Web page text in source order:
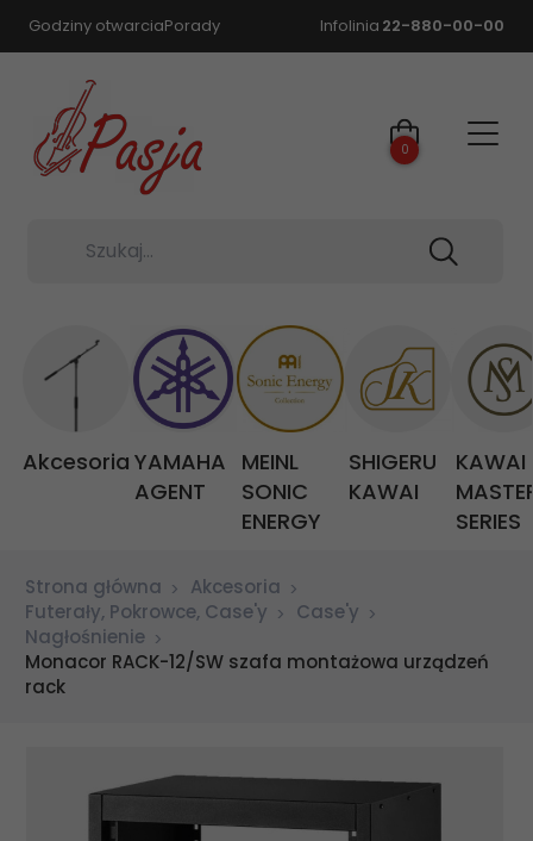
Godziny otwarciaPorady Infolinia 22-880-00-00
Szukaj...
0
Akcesoria YAMAHA
AGENT
MEINL
SONIC
ENERGY
SHIGERU
KAWAI
KAWAI
SERIES
Strona główna
Akcesoria
Futerały, Pokrowce, Case'y
Case'y
Nagłośnienie
Monacor RACK-12/SW szafa montażowa urządzeń
rack